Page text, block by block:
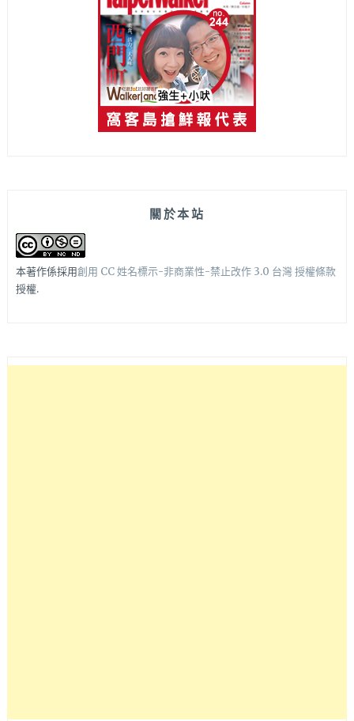
關於本站
本著作係採用創用 CC 姓名標示-非商業性-禁止改作 3.0 台灣 授權條款
授權.